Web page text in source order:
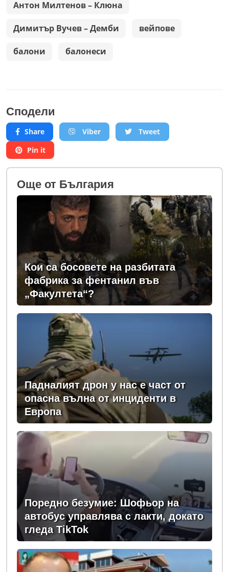
Антон Милтенов – Клюна
Димитър Вучев – Демби вейпове
балони балонеси
Сподели
Share Viber
Tweet
Pin it
Oще от България
Кои са босовете на разбитата
фабрика за фентанил във
„Факултета“?
Падналият дрон у нас е част от
опасна вълна от инциденти в
Европа
Поредно безумие: Шофьор на
автобус управлява с лакти, докато
гледа TikTok